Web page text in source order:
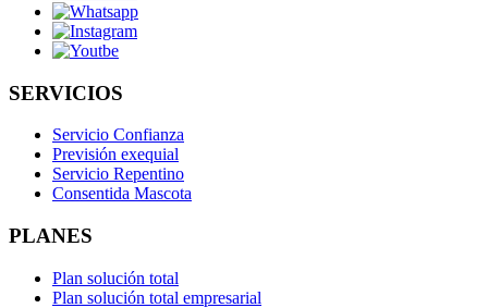
SERVICIOS
Servicio Confianza
Previsión exequial
Servicio Repentino
Consentida Mascota
PLANES
Plan solución total
Plan solución total empresarial